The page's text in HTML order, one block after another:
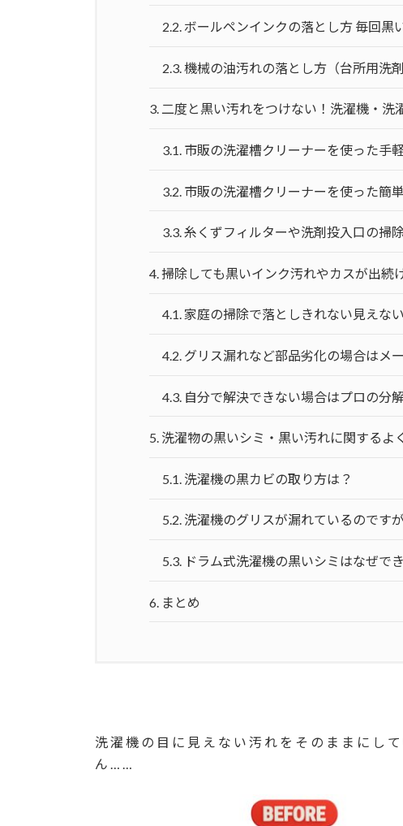
2.2. ボールペンインクの落とし方 毎回黒
2.3.機械の油汚れの落とし方（台所用洗
3. 二度と黒い汚れをつけない！洗濯機・洗
3.1. 市販の洗濯槽クリーナーを使った手
3.2. 市販の洗濯槽クリーナーを使った簡
3.3.糸くずフィルターや洗剤投入口の掃
4.掃除しても黒いインク汚れやカスが出続
4.1. 家庭の掃除で落としきれない見えな
4.2. グリス漏れなど部品劣化の場合はメ
4.3. 自分で解決できない場合はプロの分
5. 洗濯物の黒いシミ・黒い汚れに関するよ
5.1. 洗濯機の黒カビの取り方は？
5.2. 洗濯機のグリスが漏れているのです
5.3. ドラム式洗濯機の黒いシミはなぜで
6. まとめ
洗濯機の目に見えない汚れをそのままにして
ん……